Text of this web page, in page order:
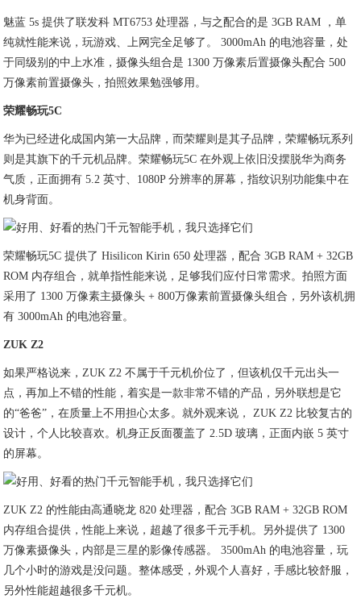
魅蓝 5s 提供了联发科 MT6753 处理器，与之配合的是 3GB RAM ，单
纯就性能来说，玩游戏、上网完全足够了。 3000mAh 的电池容量，处
于同级别的中上水准，摄像头组合是 1300 万像素后置摄像头配合 500
万像素前置摄像头，拍照效果勉强够用。
荣耀畅玩5C
华为已经进化成国内第一大品牌，而荣耀则是其子品牌，荣耀畅玩系列
则是其旗下的千元机品牌。荣耀畅玩5C 在外观上依旧没摆脱华为商务
气质，正面拥有 5.2 英寸、1080P 分辨率的屏幕，指纹识别功能集中在
机身背面。
荣耀畅玩5C 提供了 Hisilicon Kirin 650 处理器，配合 3GB RAM + 32GB
ROM 内存组合，就单指性能来说，足够我们应付日常需求。拍照方面
采用了 1300 万像素主摄像头 + 800万像素前置摄像头组合，另外该机拥
有 3000mAh 的电池容量。
ZUK Z2
如果严格说来，ZUK Z2 不属于千元机价位了，但该机仅千元出头一
点，再加上不错的性能，着实是一款非常不错的产品，另外联想是它
的“爸爸”，在质量上不用担心太多。就外观来说， ZUK Z2 比较复古的
设计，个人比较喜欢。机身正反面覆盖了 2.5D 玻璃，正面内嵌 5 英寸
的屏幕。
ZUK Z2 的性能由高通晓龙 820 处理器，配合 3GB RAM + 32GB ROM
内存组合提供，性能上来说，超越了很多千元手机。另外提供了 1300
万像素摄像头，内部是三星的影像传感器。 3500mAh 的电池容量，玩
几个小时的游戏是没问题。整体感受，外观个人喜好，手感比较舒服，
另外性能超越很多千元机。